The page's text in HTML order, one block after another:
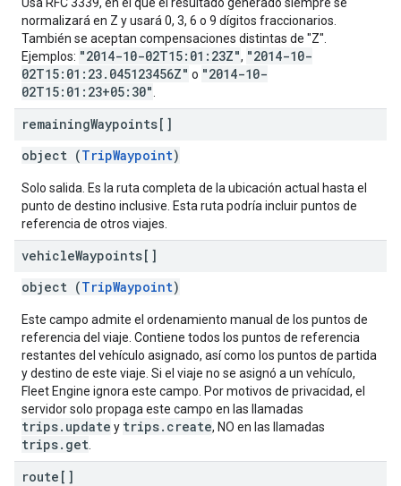
normalizará en Z y usará 0, 3, 6 o 9 dígitos fraccionarios.
También se aceptan compensaciones distintas de "Z".
Ejemplos: "2014-10-02T15:01:23Z", "2014-10-
02T15:01:23.045123456Z" o "2014-10-
02T15:01:23+05:30"
remainingWaypoints[]
object (TripWaypoint)
Solo salida. Es la ruta completa de la ubicación actual hasta el
punto de destino inclusive. Esta ruta podría incluir puntos de
referencia de otros viajes.
vehicleWaypoints[]
object (TripWaypoint)
Este campo admite el ordenamiento manual de los puntos de
referencia del viaje. Contiene todos los puntos de referencia
restantes del vehículo asignado, así como los puntos de partida
y destino de este viaje. Si el viaje no se asignó a un vehículo,
Fleet Engine ignora este campo. Por motivos de privacidad, el
servidor solo propaga este campo en las llamadas
trips.update y trips.create, NO en las llamadas
trips.get
route[]